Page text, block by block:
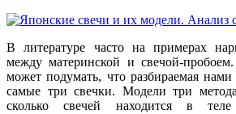
В литературе часто на примерах
между материнской и свечой-
может подумать, что разбираемая
самые три свечки. Модели три
сколько свечей находится в